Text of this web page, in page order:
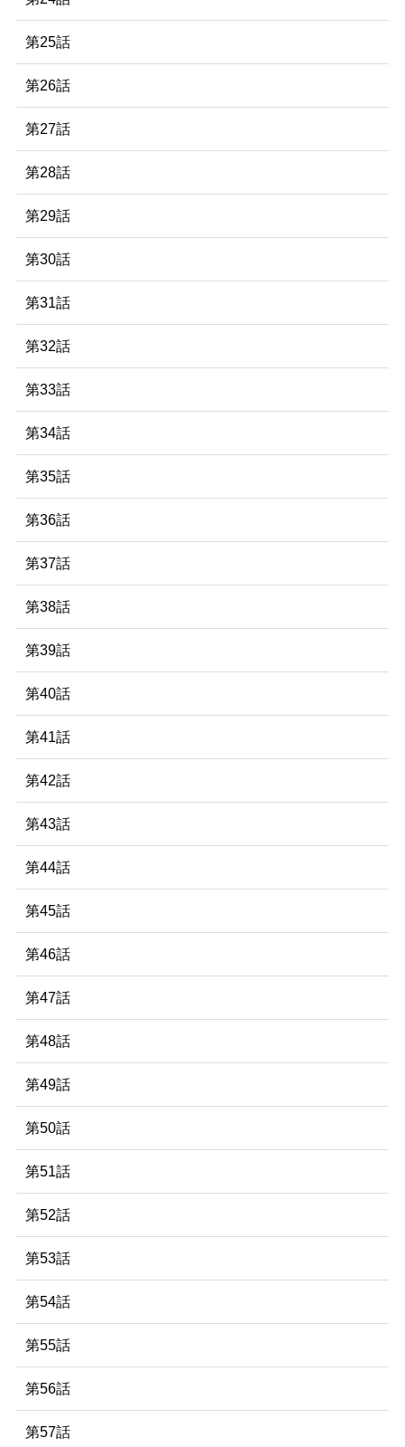
第25話
第26話
第27話
第28話
第29話
第30話
第31話
第32話
第33話
第34話
第35話
第36話
第37話
第38話
第39話
第40話
第41話
第42話
第43話
第44話
第45話
第46話
第47話
第48話
第49話
第50話
第51話
第52話
第53話
第54話
第55話
第56話
第57話